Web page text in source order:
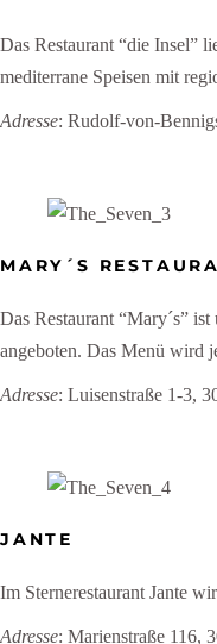
Das Restaurant “die Insel”
mediterrane Speisen mit
Adresse: Rudolf-von-
MARY´S
Das Restaurant “Mary´s”
angeboten. Das Menü wird
Adresse: Luisenstraße 1-3,
JANTE
Im Sternerestaurant Jante
Adresse: Marienstraße 116,